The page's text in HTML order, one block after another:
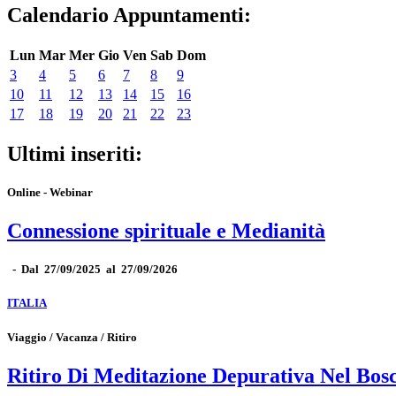
Calendario Appuntamenti:
Lun Mar Mer Gio Ven Sab Dom
3
4 5 6 7 8
9
10
11 12 13 14 15
16
17
18 19 20 21 22 23
Ultimi inseriti:
Online - Webinar
Connessione spirituale e Medianità
- Dal 27/09/2025 al 27/09/2026
ITALIA
Viaggio / Vacanza / Ritiro
Ritiro Di Meditazione Depurativa Nel